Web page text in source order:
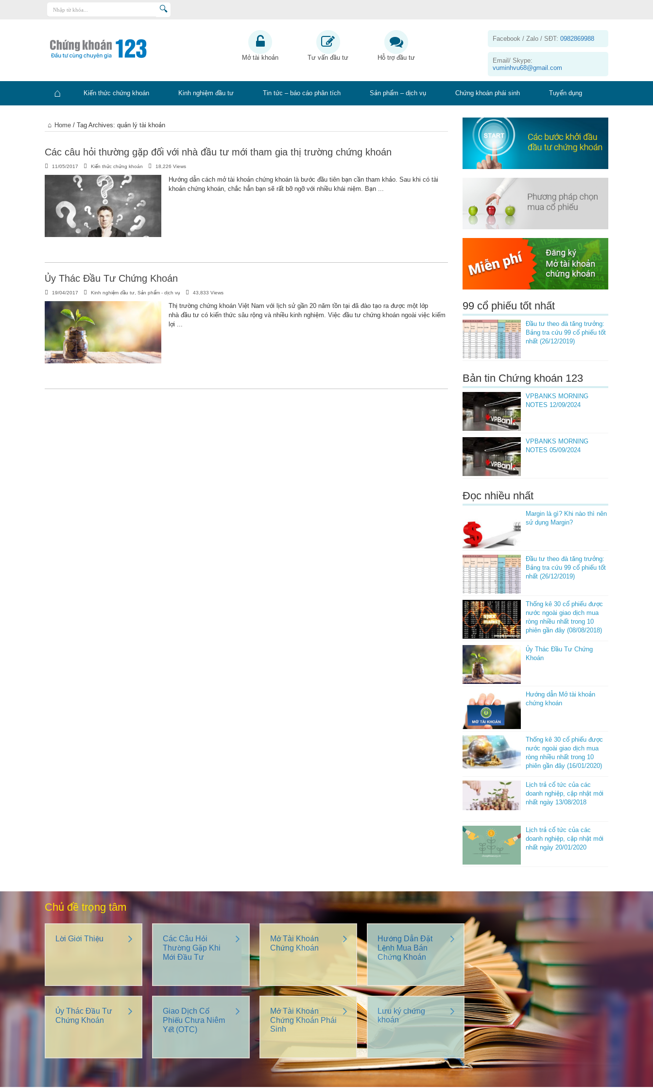
Trang chủ
Kiến thức chứng khoán
Tin tức – báo cáo phân tích
Sản phẩm – dịch vụ
Mở tài khoản Tư vấn đầu tư Hỗ trợ đầu tư
Facebook / Zalo / SĐT: 0982869988
Email/ Skype:
vuminhvu68@gmail.com
Trang
chủ
Kiến thức chứng khoán Kinh nghiệm đầu tư Tin tức – báo cáo phân tích Sản phẩm – dịch vụ Chứng khoán phái sinh Tuyển dụng
Home / Tag Archives: quản lý tài khoản
Các câu hỏi thường gặp đối với nhà đầu tư mới tham gia thị trường chứng khoán
11/05/2017 Kiến thức chứng khoán 18,226 Views
Hướng dẫn cách mở tài khoản chứng khoán là bước đầu tiên bạn cần tham khảo. Sau khi có tài
khoản chứng khoán, chắc hẳn bạn sẽ rất bỡ ngỡ với nhiều khái niệm. Bạn ...
Ủy Thác Đầu Tư Chứng Khoán
19/04/2017 Kinh nghiệm đầu tư Sản phẩm - dịch vụ 43,833 Views
Thị trường chứng khoán Việt Nam với lịch sử gần 20 năm tồn tại đã đào tạo ra được một lớp
nhà đầu tư có kiến thức sâu rộng và nhiều kinh nghiệm. Việc đầu tư chứng khoán ngoài việc kiếm
lợi ...
99 cổ phiếu tốt nhất
Đầu tư theo đà tăng trưởng:
Bảng tra cứu 99 cổ phiếu tốt
nhất (26/12/2019)
Bản tin Chứng khoán 123
VPBANKS MORNING
NOTES 12/09/2024
VPBANKS MORNING
NOTES 05/09/2024
Đọc nhiều nhất
Margin là gì? Khi nào thì nên
sử dụng Margin?
Đầu tư theo đà tăng trưởng:
Bảng tra cứu 99 cổ phiếu tốt
nhất (26/12/2019)
Thống kê 30 cổ phiếu được
nước ngoài giao dịch mua
ròng nhiều nhất trong 10
phiên gần đây (08/08/2018)
Ủy Thác Đầu Tư Chứng
Khoán
Hướng dẫn Mở tài khoản
chứng khoán
Thống kê 30 cổ phiếu được
nước ngoài giao dịch mua
ròng nhiều nhất trong 10
phiên gần đây (16/01/2020)
Lịch trả cổ tức của các
doanh nghiệp, cập nhật mới
nhất ngày 13/08/2018
Lịch trả cổ tức của các
doanh nghiệp, cập nhật mới
nhất ngày 20/01/2020
Chủ đề trọng tâm
Lời Giới Thiệu
Các Câu Hỏi
Thường Gặp Khi
Mới Đầu Tư
Mở Tài Khoản
Chứng Khoán
Hướng Dẫn Đặt
Lệnh Mua Bán
Chứng Khoán
Ủy Thác Đầu Tư
Chứng Khoán
Giao Dịch Cổ
Phiếu Chưa Niêm
Yết (OTC)
Mở Tài Khoản
Chứng Khoán Phái
Sinh
Lưu ký chứng
khoán